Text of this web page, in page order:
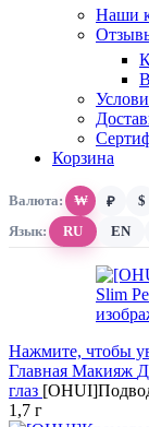
Наши
Корзина
Валюта: ₩ ₽
$
Язык:
RU EN
Нажмите, чтобы
Главная Макияж
глаз
1,7 г